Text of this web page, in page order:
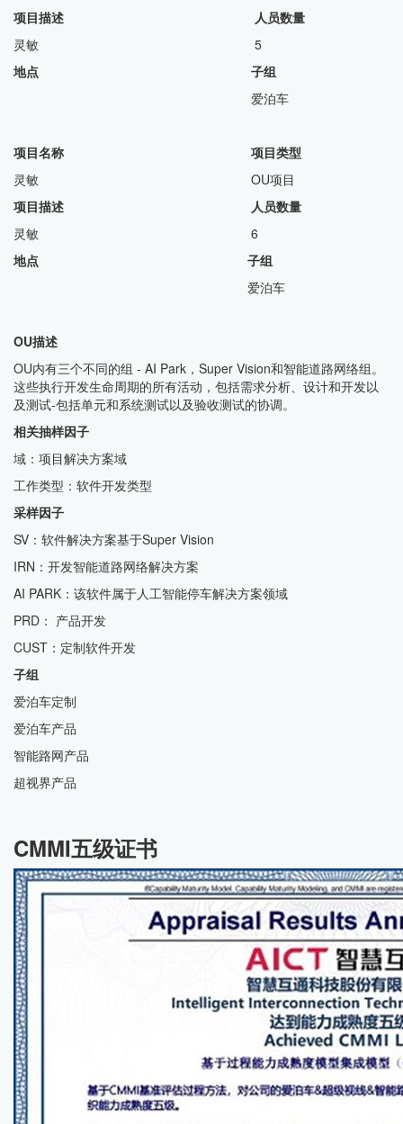
项目描述
人员数量
灵敏 5
地点 子组
爱泊车
项目名称 项目类型
灵敏 OU项目
项目描述
人员数量
灵敏 6
地点 子组
爱泊车
OU描述
OU内有三个不同的组 - AI Park，Super Vision和智能道路网络组。
这些执行开发生命周期的所有活动，包括需求分析、设计和开发以
及测试-包括单元和系统测试以及验收测试的协调。
相关抽样因子
域：项目解决方案域
工作类型：软件开发类型
采样因子
SV：软件解决方案基于Super Vision
IRN：开发智能道路网络解决方案
AI PARK：该软件属于人工智能停车解决方案领域
PRD： 产品开发
CUST：定制软件开发
子组
爱泊车定制
爱泊车产品
智能路网产品
超视界产品
CMMI五级证书